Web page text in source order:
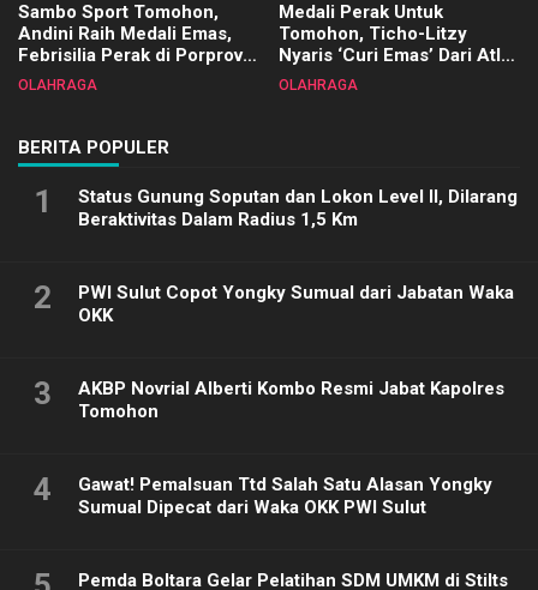
Sambo Sport Tomohon,
Andini Raih Medali Emas,
Febrisilia Perak di Porprov
Sulut 2025
OLAHRAGA
Medali Perak Untuk
Tomohon, Ticho-Litzy
Nyaris ‘Curi Emas’ Dari Atlet
Biliar PON di Porprov Sulut
OLAHRAGA
BERITA POPULER
1
Status Gunung Soputan dan Lokon Level II, Dilarang
Beraktivitas Dalam Radius 1,5 Km
2
PWI Sulut Copot Yongky Sumual dari Jabatan Waka
OKK
3
AKBP Novrial Alberti Kombo Resmi Jabat Kapolres
Tomohon
4
Gawat! Pemalsuan Ttd Salah Satu Alasan Yongky
Sumual Dipecat dari Waka OKK PWI Sulut
Pemda Boltara Gelar Pelatihan SDM UMKM di Stilts